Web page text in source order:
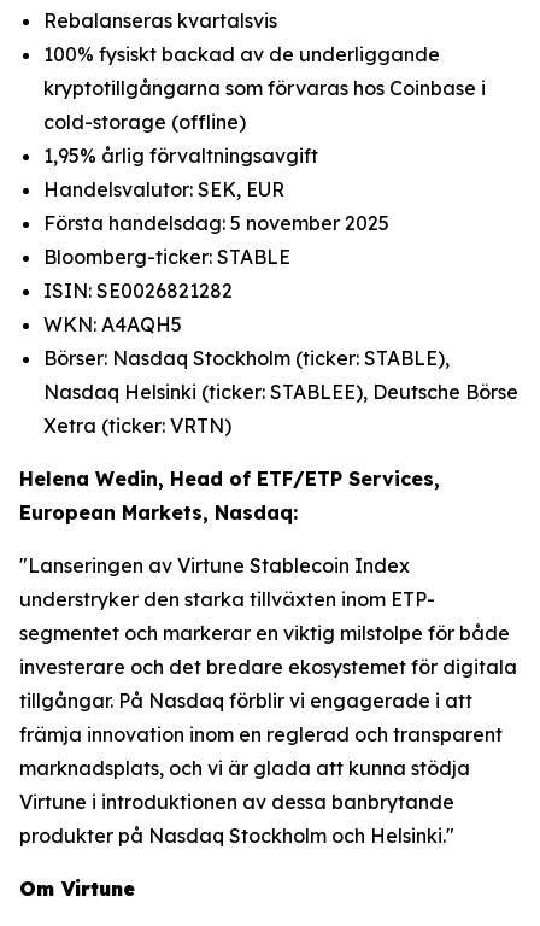
Rebalanseras kvartalsvis
100% fysiskt backad av de underliggande
kryptotillgångarna som förvaras hos Coinbase i
cold-storage (offline)
1,95% årlig förvaltningsavgift
Handelsvalutor: SEK, EUR
Första handelsdag: 5 november 2025
Bloomberg-ticker: STABLE
ISIN: SE0026821282
WKN: A4AQH5
Börser: Nasdaq Stockholm (ticker: STABLE),
Nasdaq Helsinki (ticker: STABLEE), Deutsche Börse
Xetra (ticker: VRTN)
Helena Wedin, Head of ETF/ETP Services,
European Markets, Nasdaq:
"Lanseringen av Virtune Stablecoin Index
understryker den starka tillväxten inom ETP-
segmentet och markerar en viktig milstolpe för både
investerare och det bredare ekosystemet för digitala
tillgångar. På Nasdaq förblir vi engagerade i att
främja innovation inom en reglerad och transparent
marknadsplats, och vi är glada att kunna stödja
Virtune i introduktionen av dessa banbrytande
produkter på Nasdaq Stockholm och Helsinki."
Om Virtune